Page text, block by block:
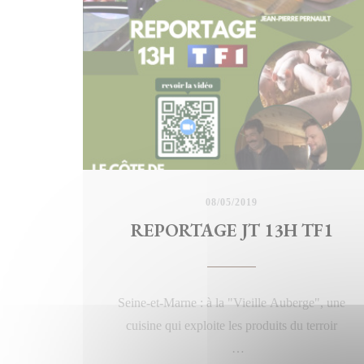
productions. C'est vraiment top de voir tous ces
gens qui travaillent avec passion, voir les liens
entre agriculteurs, éleveurs, restaurateur, caviste et
Mais ce qui certain et nous anime tous… C'est
tout simplement vouloir faire plaisir aux gens
Vive la vie !
Merci @darownson
08/05/2019
REPORTAGE JT 13H TF1
Seine-et-Marne : à la "Vieille Auberge", une
cuisine qui exploite les produits du terroir